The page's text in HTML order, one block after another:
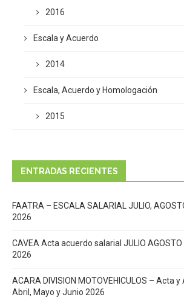
2016
Escala y Acuerdo
2014
Escala, Acuerdo y Homologación
2015
ENTRADAS RECIENTES
FAATRA – ESCALA SALARIAL JULIO,
2026
CAVEA Acta acuerdo salarial JULIO AGOSTO
2026
ACARA DIVISION MOTOVEHICULOS – Acta
Abril, Mayo y Junio 2026